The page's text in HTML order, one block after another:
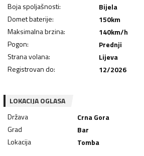
Boja spoljašnosti:
Bijela
Domet baterije: 150km
Maksimalna brzina: 140km/h
Pogon:
Prednji
Strana volana:
Lijeva
Registrovan do: 12/2026
LOKACIJA OGLASA
Država
Crna Gora
Grad
Bar
Lokacija
Tomba